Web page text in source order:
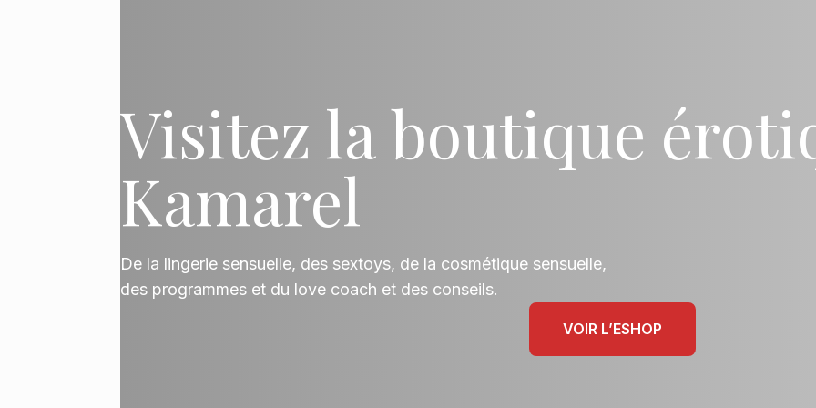
Visitez la boutique
Kamarel
De la lingerie sensuelle, des sextoys, de la cosmétique sensuelle,
des programmes et du love coach et des conseils.
VOIR L’ESHOP